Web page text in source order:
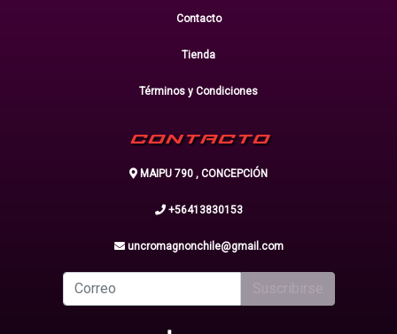
Contacto
Tienda
Términos y Condiciones
CONTACTO
MAIPU 790 , CONCEPCIÓN
+56413830153
uncromagnonchile@gmail.com